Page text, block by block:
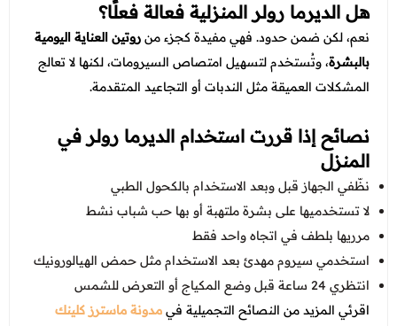
هل الديرما رولر المنزلية فعالة فعلًا؟
نعم، لكن ضمن حدود. فهي مفيدة كجزء منروتين العناية اليومية
بالبشرة، وتُستخدم لتسهيل امتصاص السيرومات، لكنها لا تعالج
المشكلات العميقة مثل الندبات أو التجاعيد المتقدمة.
نصائح إذا قررت استخدام الديرما رولر في
المنزل
نظّفي الجهاز قبل وبعد الاستخدام بالكحول الطبي
لا تستخدميها على بشرة ملتهبة أو بها حب شباب نشط
مرريها بلطف في اتجاه واحد فقط
استخدمي سيروم مهدئ بعد الاستخدام مثل حمض الهيالورونيك
انتظري 24 ساعة قبل وضع المكياج أو التعرض للشمس
اقرئي المزيد من النصائح التجميلية في مدونة ماسترز كلينك